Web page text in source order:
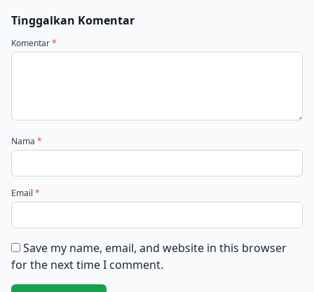
Tinggalkan Komentar
Komentar*
Nama *
Email *
Save my name, email, and website in this browser
for the next time I comment.